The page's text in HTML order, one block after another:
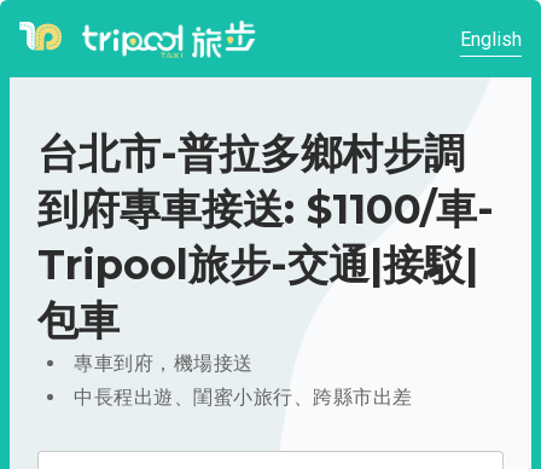
English
台北市-普拉多鄉村步調
到府專車接送: $1100/車-
Tripool旅步-交通|接駁|
包車
專車到府，機場接送
中長程出遊、閨蜜小旅行、跨縣市出差